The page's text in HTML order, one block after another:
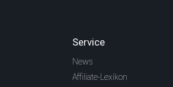
Service
News
Affiliate-Lexikon